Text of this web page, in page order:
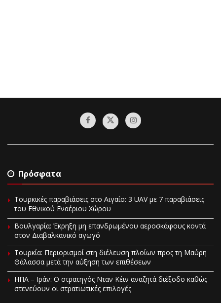
Πρόσφατα
Τουρκικές παραβιάσεις στο Αιγαίο: 3 UAV με 7 παραβιάσεις
του Εθνικού Εναέριου Χώρου
Βουλγαρία: Έκρηξη μη επανδρωμένου αεροσκάφους κοντά
στον Διαβαλκανικό αγωγό
Τουρκία: Περιορισμοί στη διέλευση πλοίων προς τη Μαύρη
Θάλασσα μετά την αύξηση των επιθέσεων
ΗΠΑ – Ιράν: Ο στρατηγός Νταν Κέιν αναζητά διέξοδο καθώς
στενεύουν οι στρατιωτικές επιλογές